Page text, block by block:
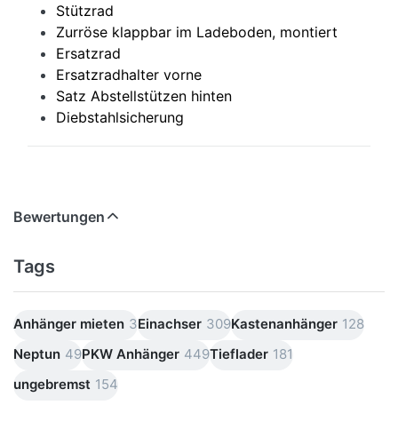
Stützrad
Zurröse klappbar im Ladeboden, montiert
Ersatzrad
Ersatzradhalter vorne
Satz Abstellstützen hinten
Diebstahlsicherung
Bewertungen
Tags
Anhänger mieten 3Einachser 309Kastenanhänger 128
Neptun 49PKW Anhänger 449Tieflader 181
ungebremst 154